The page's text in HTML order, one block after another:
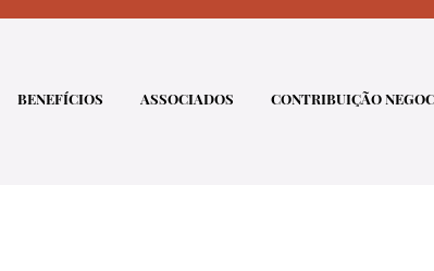
BENEFÍCIOS ASSOCIADOS CONTRIBUIÇÃO